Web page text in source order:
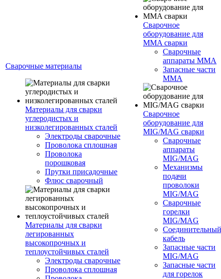
Сварочные материалы
Материалы для сварки
углеродистых и
низколегированных сталей
Электроды сварочные
Проволока сплошная
Проволока
порошковая
Прутки присадочные
Флюс сварочный
Материалы для сварки
легированных
высокопрочных и
теплоустойчивых сталей
Электроды сварочные
Проволока сплошная
Сварочное
оборудование для
MMA сварки
Сварочные
аппараты MMA
Запасные части
MMA
Сварочное
оборудование для
MIG/MAG сварки
Сварочные
аппараты
MIG/MAG
Механизмы
подачи
проволоки
MIG/MAG
Сварочные
горелки
MIG/MAG
Соединительный
кабель
Запасные части
MIG/MAG
Запасные части
для горелок